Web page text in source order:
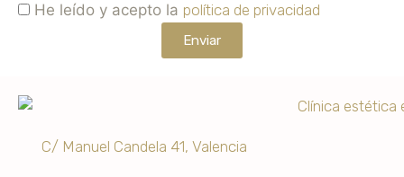
He leído y acepto la política de privacidad
Enviar
C/ Manuel Candela 41, Valencia